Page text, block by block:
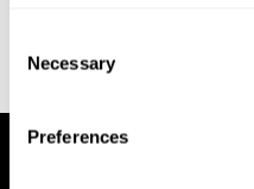
Selection
Necessary
Preferences
los sujetos de control - un